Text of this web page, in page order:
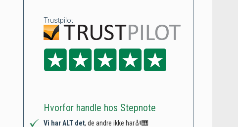
Trustpilot
Hvorfor handle hos Stepnote
Vi har ALT det, de andre ikke har🎻🎹